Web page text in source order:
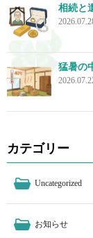
相続と
猛暑の
カテゴリー
Uncategorized
お知らせ